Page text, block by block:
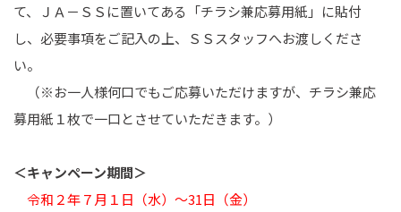
て、ＪＡ－ＳＳに置いてある「チラシ兼応募用紙」に貼付
し、必要事項をご記入の上、ＳＳスタッフへお渡しくださ
い。
（※お一人様何口でもご応募いただけますが、チラシ兼応
募用紙１枚で一口とさせていただきます。）
＜キャンペーン期間＞
令和２年７月１日（水）～31日（金）